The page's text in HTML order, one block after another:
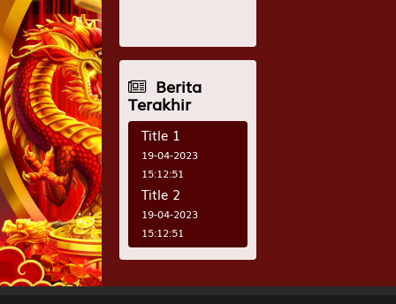
TRINIDAD MOR
6960
Berita
Terakhir
Title 1
19-04-2023
15:12:51
Title 2
19-04-2023
15:12:51
Title 3
15:12:51